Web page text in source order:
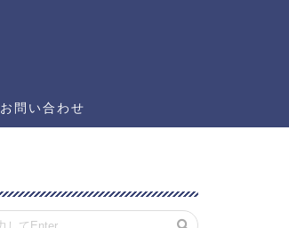
お問い合わせ